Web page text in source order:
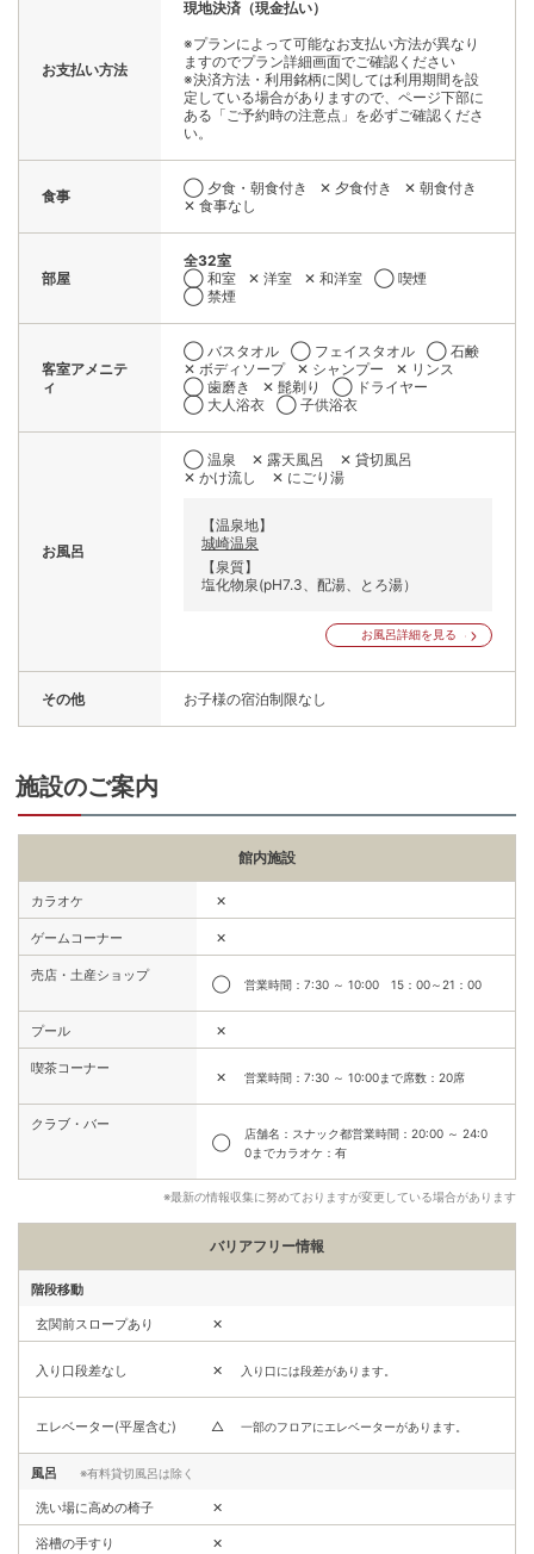
お支払い方法
現地決済（現金払い）
※プランによって可能なお支払い方法が異なり
ますのでプラン詳細画面でご確認ください
※決済方法・利用銘柄に関しては利用期間を設
定している場合がありますので、ページ下部に
ある「ご予約時の注意点」を必ずご確認くださ
い。
食事 ◯ 夕食・朝食付き ✕ 夕食付き
✕ 朝食付き
✕ 食事なし
部屋
全32室
◯ 和室
✕ 洋室 ✕ 和洋室
◯ 喫煙
◯ 禁煙
客室アメニテ
ィ
◯ バスタオル ◯ フェイスタオル
◯ 石鹸
✕ ボディソープ
✕ シャンプー
✕ リンス
◯ 歯磨き
✕ 髭剃り
◯ ドライヤー
◯ 大人浴衣
◯ 子供浴衣
お風呂
◯ 温泉 ✕ 露天風呂
✕ 貸切風呂
✕ かけ流し
✕ にごり湯
【温泉地】
城崎温泉
【泉質】
塩化物泉(pH7.3、配湯、とろ湯）
お風呂詳細を見る
その他 お子様の宿泊制限なし
施設のご案内
館内施設
カラオケ ✕
ゲームコーナー ✕
売店・土産ショップ
◯ 営業時間：7:30 ～ 10:00 15：00～21：00
プール ✕
喫茶コーナー
✕ 営業時間：7:30 ～ 10:00まで席数：20席
クラブ・バー
◯
店舗名：スナック都営業時間：20:00 ～ 24:0
0までカラオケ：有
※最新の情報収集に努めておりますが変更している場合があります
バリアフリー情報
階段移動
玄関前スロープあり ✕
入り口段差なし ✕ 入り口には段差があります。
エレベーター(平屋含む) △ 一部のフロアにエレベーターがあります。
風呂 ※有料貸切風呂は除く
洗い場に高めの椅子 ✕
浴槽の手すり ✕